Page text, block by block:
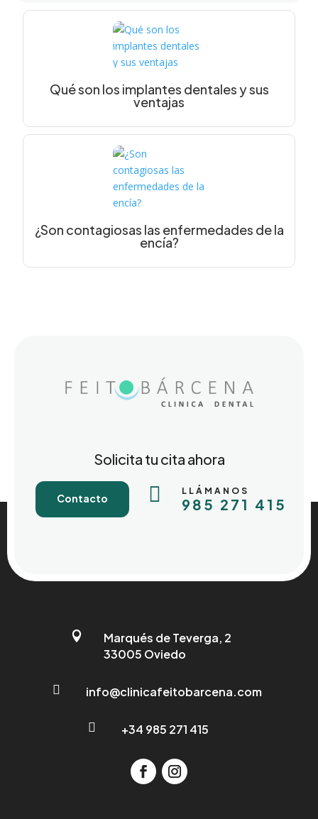
Qué son los implantes dentales y sus
ventajas
¿Son contagiosas las enfermedades de la
encía?
Solicita tu cita ahora
Contacto  LLÁMANOS
985 271 415

Marqués de Teverga, 2
33005 Oviedo
 info@clinicafeitobarcena.com
 +34 985 271 415